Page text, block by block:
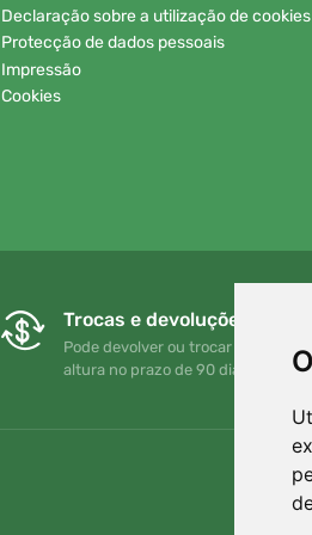
Declaração sobre a utilização de cookies
Protecção de dados pessoais
Impressão
Cookies
Trocas e devoluções
Pode devolver ou trocar a sua
altura no prazo de 90 dias